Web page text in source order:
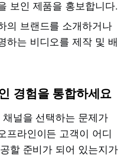
보인 제품을 홍보합니다.
의 브랜드를 소개하거나
하는 비디오를 제작 및 배
경험을 통합하세요
널을 선택하는 문제가
프라인이든 고객이 어디
할 준비가 되어 있는지가